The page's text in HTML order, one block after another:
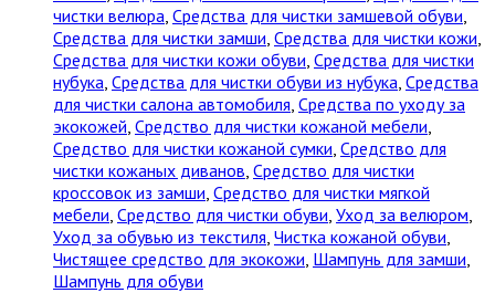
чистки велюра Средства для чистки замшевой обуви
Средства для чистки замши Средства для чистки кожи
Средства для чистки кожи обуви Средства для чистки
нубука Средства для чистки обуви из нубука Средства
для чистки салона автомобиля Средства по уходу за
экокожей Средство для чистки кожаной мебели
Средство для чистки кожаной сумки Средство для
чистки кожаных диванов Средство для чистки
кроссовок из замши Средство для чистки мягкой
мебели Средство для чистки обуви Уход за велюром
Уход за обувью из текстиля Чистка кожаной обуви
Чистящее средство для экокожи Шампунь для замши
Шампунь для обуви